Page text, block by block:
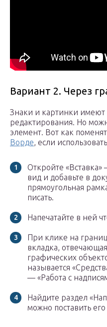
Вариант 2. Через
Знаки и картинки
редактирования. Но
элемент. Вот как
Ворде, если
Откройте
вид и добавьте в
прямоугольная
писать.
Напечатайте в ней
При клике на
вкладка,
графических
называется
— «Работа с
Найдите раздел
можно поставить